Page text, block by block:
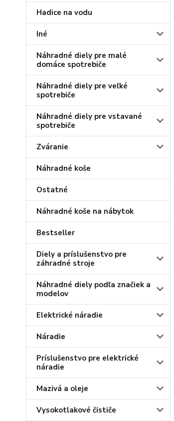
Hadice na vodu
Iné
Náhradné diely pre malé
domáce spotrebiče
Náhradné diely pre veľké
spotrebiče
Náhradné diely pre vstavané
spotrebiče
Zváranie
Náhradné koše
Ostatné
Náhradné koše na nábytok
Bestseller
Diely a príslušenstvo pre
záhradné stroje
Náhradné diely podľa značiek a
modelov
Elektrické náradie
Náradie
Príslušenstvo pre elektrické
náradie
Mazivá a oleje
Vysokotlakové čističe